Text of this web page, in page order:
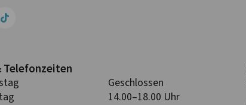
Telefon­zeiten
Geschlossen
14.00–18.00 Uhr